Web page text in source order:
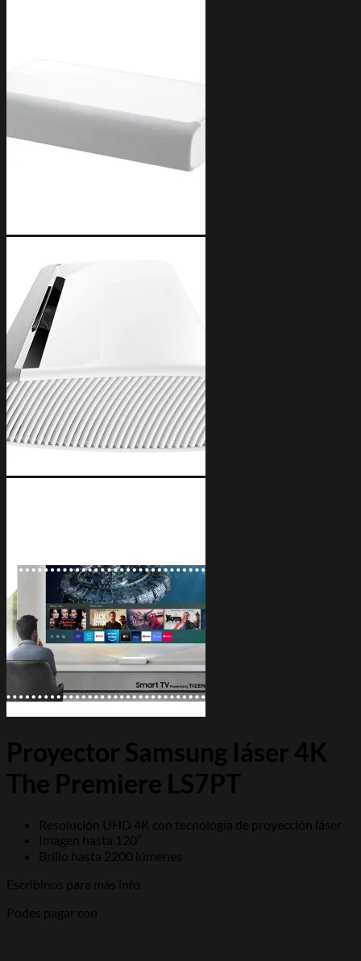
Proyector Samsung láser 4K
The Premiere LS7PT
Resolución UHD 4K con tecnología de proyección láser
Imagen hasta 120″
Brillo hasta 2200 lúmenes
Escribinos para más info
Podes pagar con